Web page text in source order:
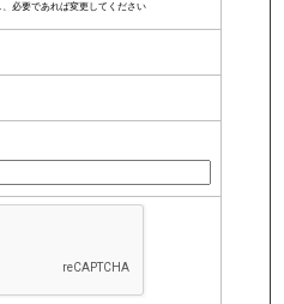
必要であれば変更してください